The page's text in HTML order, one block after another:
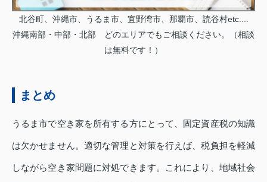
北谷町、沖縄市、うるま市、宜野湾市、那覇市、読谷村etc....
沖縄南部・中部・北部 どのエリアでもご相談ください。（相談
は無料です！）
まとめ
うるま市で空き家を所有する方にとって、固定資産税の知識
は欠かせません。適切な管理と対策を行えば、税負担を軽減
しながら空き家問題に対処できます。これにより、地域社会